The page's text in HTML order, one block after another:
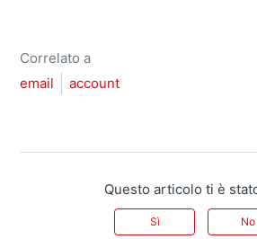
Correlato a
email
account
Questo articolo ti è
Sì No